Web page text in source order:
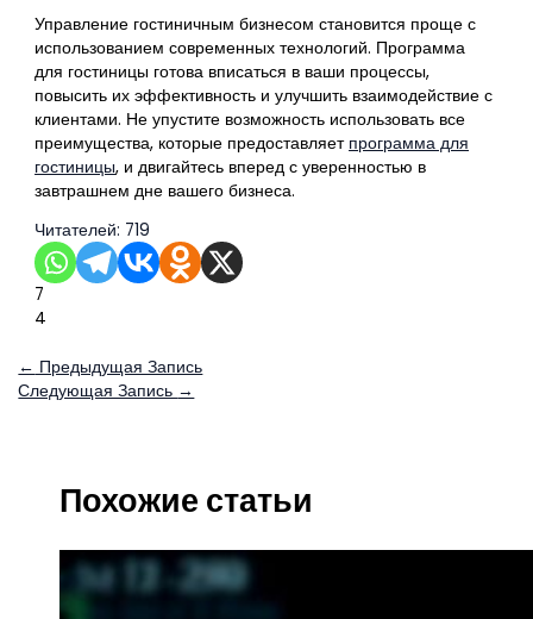
Управление гостиничным бизнесом становится проще с
использованием современных технологий. Программа
для гостиницы готова вписаться в ваши процессы,
повысить их эффективность и улучшить взаимодействие с
клиентами. Не упустите возможность использовать все
преимущества, которые предоставляет программа для
гостиницы, и двигайтесь вперед с уверенностью в
завтрашнем дне вашего бизнеса.
Читателей: 719
7
4
← Предыдущая Запись
Следующая Запись →
Похожие статьи